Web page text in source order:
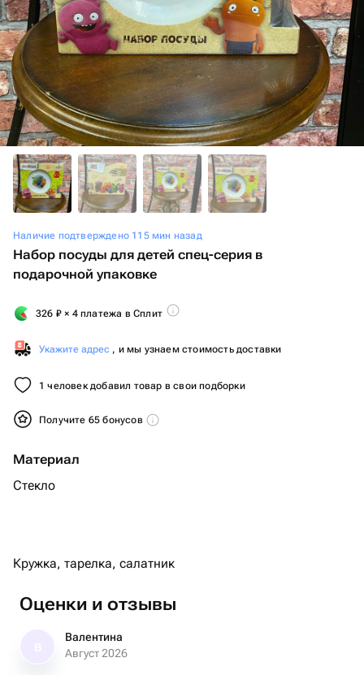
Наличие подтверждено 115 мин назад
Набор посуды для детей спец-серия в
подарочной упаковке
326 ₽ × 4 платежа в Сплит
Укажите адрес , и мы узнаем стоимость доставки
1 человек добавил товар в свои подборки
Получите 65 бонусов
Материал
Стекло
Кружка, тарелка, салатник
Оценки и отзывы
Валентина
Август 2026